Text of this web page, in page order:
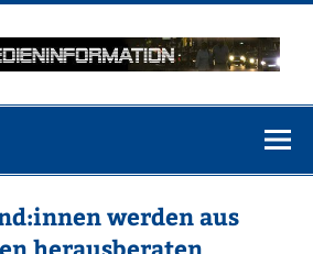
MEDIENINFO-
BERLIN
werden aus